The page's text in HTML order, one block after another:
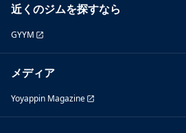
近くのジムを探すなら
GYYM
メディア
Yoyappin Magazine